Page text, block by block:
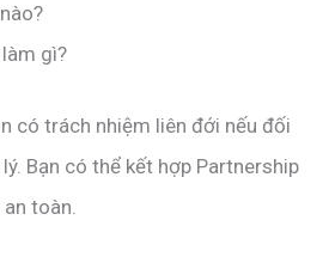
gì?
có trách nhiệm liên đới nếu đối
Bạn có thể kết hợp Partnership
toàn.